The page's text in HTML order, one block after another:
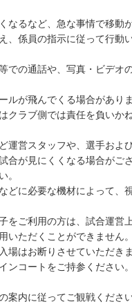
なるなど、急な事情で移動
、係員の指示に従って行動
での通話や、写真・ビデオ
ルが飛んでくる場合があり
クラブ側では責任を負いか
運営スタッフや、選手およ
合が見にくくなる場合がご
。
どに必要な機材によって、
をご利用の方は、試合運営
いただくことができません。
場はお断りさせていただきま
ンコートをご持参ください
案内に従ってご観戦ください